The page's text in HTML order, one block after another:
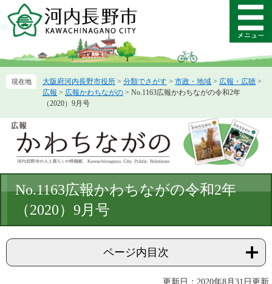
ー
先
ニ
を
メ
ニ
ー
大阪府河内長野市役所 > 分類でさがす > 市政・地域 > 広報・広聴 >
広報 > 広報かわちながの > No.1163広報かわちながの令和2年
（2020）9月号
文
No.1163広報かわちながの令和2年
（2020）9月号
ページ内目次
更新日：2020年8月31日更新